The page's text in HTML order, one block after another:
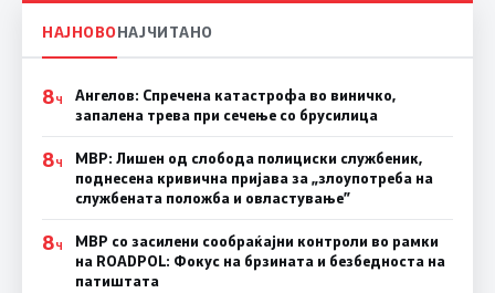
НАЈНОВОНАЈЧИТАНО
8Ч
Ангелов: Спречена катастрофа во виничко,
запалена трева при сечење со брусилица
8Ч
МВР: Лишен од слобода полициски службеник,
поднесена кривична пријава за „злоупотреба на
службената положба и овластување”
8Ч
МВР со засилени сообраќајни контроли во рамки
на ROADPOL: Фокус на брзината и безбедноста на
патиштата